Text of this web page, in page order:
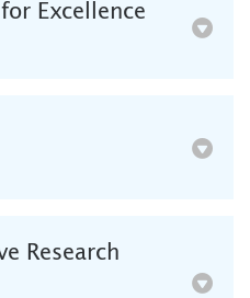
Excellence
Research